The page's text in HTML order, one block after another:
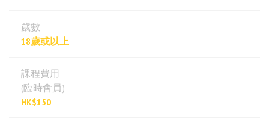
歲數
18歲或以上
課程費用
(臨時會員)
HK$150